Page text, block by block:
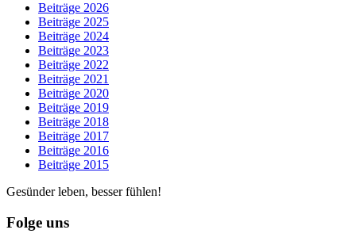
Beiträge 2026
Beiträge 2025
Beiträge 2024
Beiträge 2023
Beiträge 2022
Beiträge 2021
Beiträge 2020
Beiträge 2019
Beiträge 2018
Beiträge 2017
Beiträge 2016
Beiträge 2015
Gesünder leben, besser fühlen!
Folge uns